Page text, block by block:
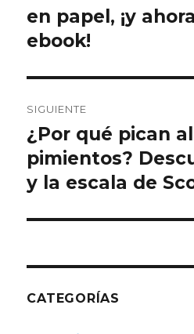
entradas
anterior:
en papel, ¡y
ebook!
SIGUIENTE
Entrada
siguiente:
¿Por qué pican
pimientos?
y la escala de
CATEGORÍAS